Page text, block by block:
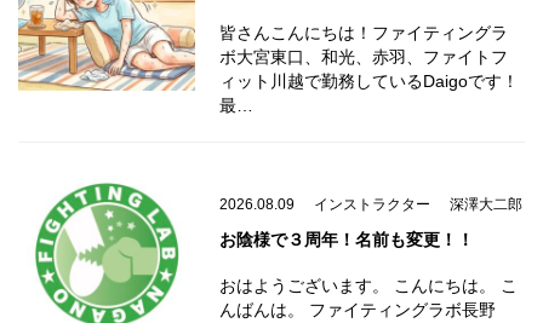
皆さんこんにちは！ファイティングラ
ボ大宮東口、和光、赤羽、ファイトフ
ィット川越で勤務しているDaigoです！
最…
2026.08.09 インストラクター 深澤大二郎
お陰様で３周年！名前も変更！！
おはようございます。 こんにちは。 こ
んばんは。 ファイティングラボ長野